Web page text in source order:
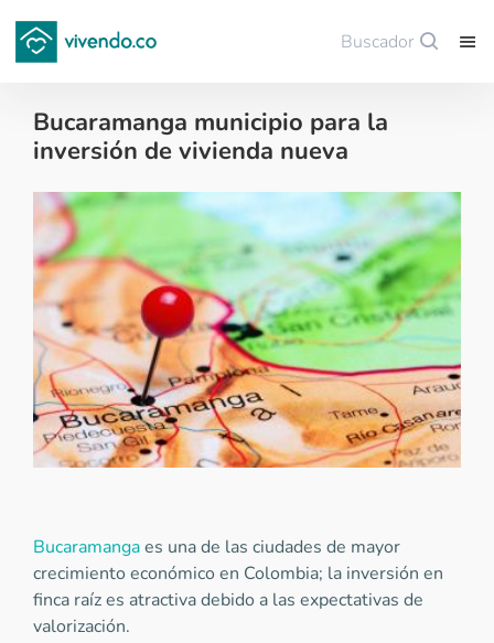
Buscador
Bucaramanga municipio para la
inversión de vivienda nueva
Colombianos en el exterior - 2018-08-27
Bucaramangaes una de las ciudades de mayor
crecimiento económico en Colombia; la inversión en
finca raíz es atractiva debido a las expectativas de
valorización.
Guardar